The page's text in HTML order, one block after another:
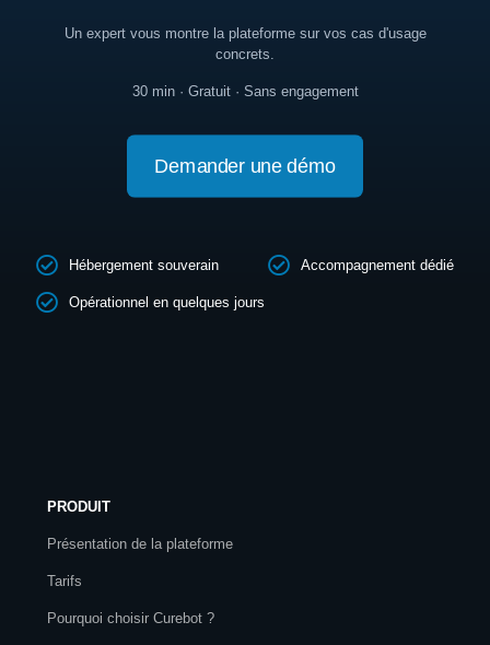
Un expert vous montre la plateforme sur vos cas d'usage
concrets.
30 min · Gratuit · Sans engagement
Demander une démo
Hébergement souverain Accompagnement dédié
Opérationnel en quelques jours
PRODUIT
Présentation de la plateforme
Tarifs
Pourquoi choisir Curebot ?